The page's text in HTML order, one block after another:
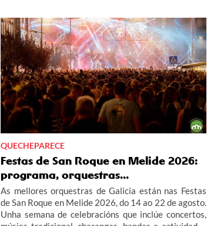
QUECHEPARECE
Festas de San Roque en Melide 2026:
programa, orquestras...
As mellores orquestras de Galicia están nas Festas
de San Roque en Melide 2026, do 14 ao 22 de agosto.
Unha semana de celebracións que inclúe concertos,